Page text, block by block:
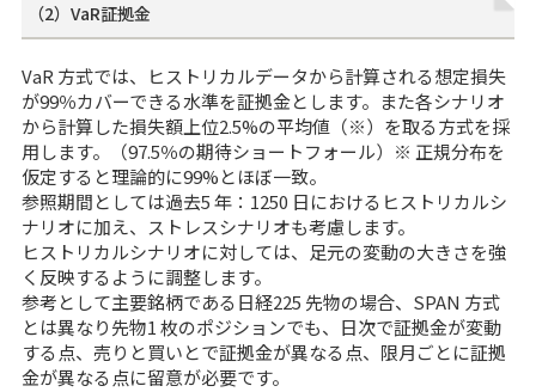
（2）VaR証拠金
VaR 方式では、ヒストリカルデータから計算される想定損失
が99％カバーできる水準を証拠金とします。また各シナリオ
から計算した損失額上位2.5%の平均値（※）を取る方式を採
用します。（97.5％の期待ショートフォール）※ 正規分布を
仮定すると理論的に99%とほぼ一致。
参照期間としては過去5 年：1250 日におけるヒストリカルシ
ナリオに加え、ストレスシナリオも考慮します。
ヒストリカルシナリオに対しては、足元の変動の大きさを強
く反映するように調整します。
参考として主要銘柄である日経225 先物の場合、SPAN 方式
とは異なり先物1 枚のポジションでも、日次で証拠金が変動
する点、売りと買いとで証拠金が異なる点、限月ごとに証拠
金が異なる点に留意が必要です。